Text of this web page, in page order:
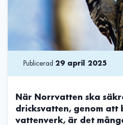
Publicerad 29 april 2025
När Norrvatten ska
dricksvatten, genom att
vattenverk, är det